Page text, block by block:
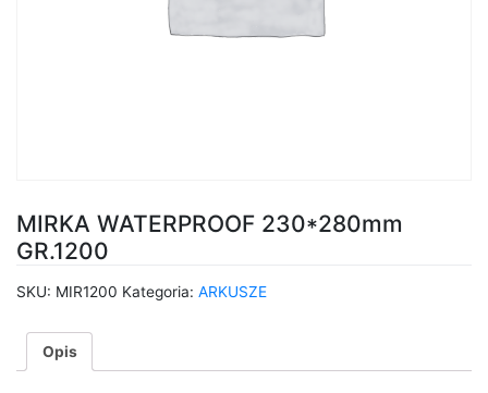
MIRKA WATERPROOF 230*280mm
GR.1200
SKU: MIR1200 Kategoria: ARKUSZE
Opis